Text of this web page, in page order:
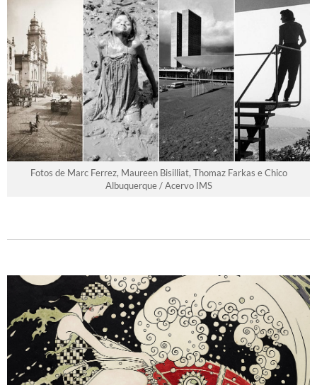
Fotos de Marc Ferrez, Maureen Bisilliat, Thomaz Farkas e Chico
Albuquerque / Acervo IMS